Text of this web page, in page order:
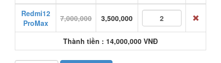
Redmi12
ProMax
7,000,000 3,500,000
Thành tiền : 14,000,000 VNĐ